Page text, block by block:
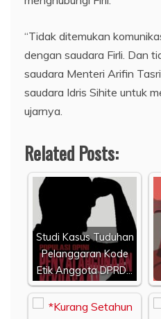
“Tidak ditemukan
dengan saudara Firli. Dan
saudara Menteri Arifin
saudara Idris Sihite untuk
ujarnya.
Related Posts:
Studi Kasus Tuduhan
Pelanggaran Kode
Etik Anggota DPRD…